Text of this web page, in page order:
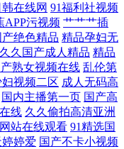
影音先锋岛国资源 日韩无
线观看入口 日韩综合123
三 狠狠干2025 91足恋网
开心网 91熊猫在线 影音
韩在线网 91福利社视频
APP污视频 艹艹艹插
产绝色精品 精品孕妇无
久久国产成人精品 精品
熟女视频在线 乱伦第
妇视频二区 成人无码高
国内主播第一页 国产高
线 久久偷拍高清亚洲
站在线观看 91精选国
婷爱 国产不卡小视频